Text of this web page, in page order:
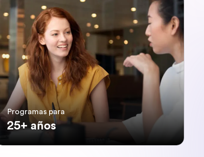
Programas para
25+ años